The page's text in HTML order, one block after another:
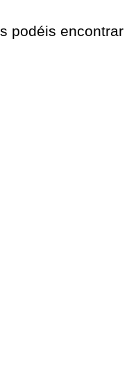
podéis encontrar